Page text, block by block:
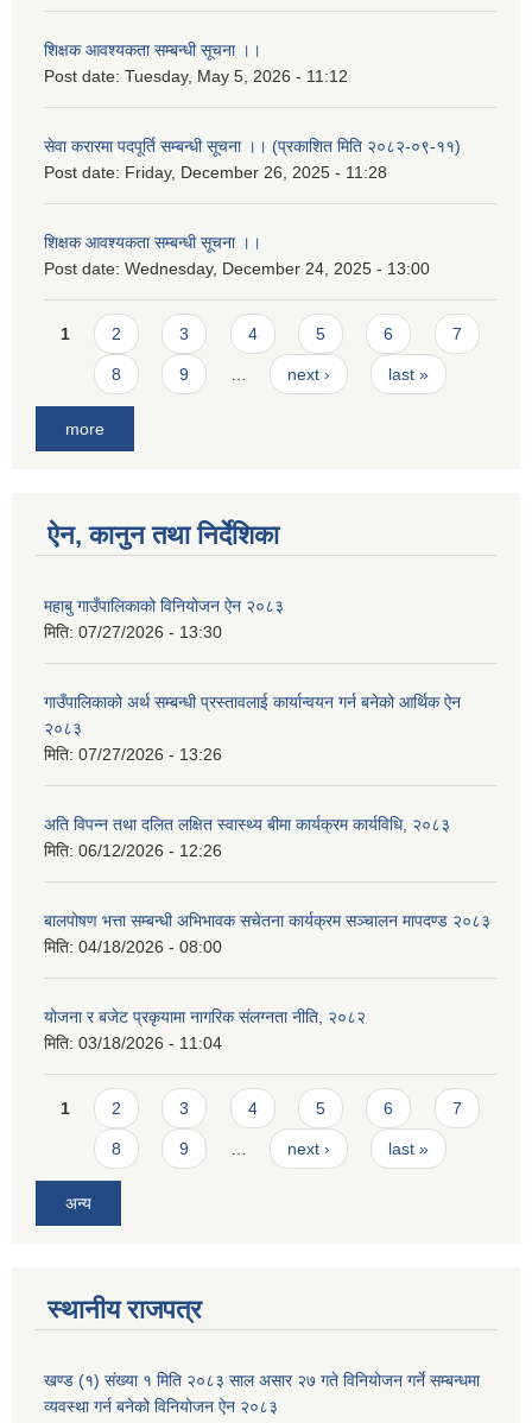
शिक्षक आवश्यकता सम्बन्धी सूचना ।।
Post date: Tuesday, May 5, 2026 - 11:12
सेवा करारमा पदपूर्ति सम्बन्धी सूचना ।। (प्रकाशित मिति २०८२-०९-११)
Post date: Friday, December 26, 2025 - 11:28
शिक्षक आवश्यकता सम्बन्धी सूचना ।।
Post date: Wednesday, December 24, 2025 - 13:00
Pages
1 2 3 4 5 6 7
8 9 next › last »
more
ऐन, कानुन तथा निर्देशिका
महाबु गाउँपालिकाको विनियोजन ऐन २०८३
मिति: 07/27/2026 - 13:30
गाउँपालिकाको अर्थ सम्बन्धी प्रस्तावलाई कार्यान्वयन गर्न बनेको आर्थिक ऐन
२०८३
मिति: 07/27/2026 - 13:26
अति विपन्न तथा दलित लक्षित स्वास्थ्य बीमा कार्यक्रम कार्यविधि, २०८३
मिति: 06/12/2026 - 12:26
बालपोषण भत्ता सम्बन्धी अभिभावक सचेतना कार्यक्रम सञ्चालन मापदण्ड २०८३
मिति: 04/18/2026 - 08:00
योजना र बजेट प्रकृयामा नागरिक संलग्नता नीति, २०८२
मिति: 03/18/2026 - 11:04
Pages
1 2 3 4 5 6 7
8 9 next › last »
अन्य
स्थानीय राजपत्र
खण्ड (१) संख्या १ मिति २०८३ साल असार २७ गते विनियोजन गर्ने सम्बन्धमा
व्यवस्था गर्न बनेको विनियोजन ऐन २०८३